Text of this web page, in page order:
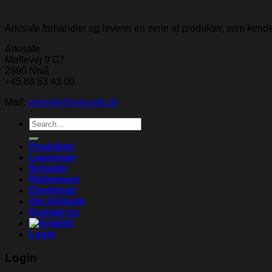
Arkisafe forhandler og leverer en serie af produkter, som
Arkisafe
Møllevej 9 G7
2990 Nivå
+45 88 63 43 00
Mail: arkisafe@arkisafe.dk
Search
for:
Produkter
Løsninger
Nyheder
Referencer
Download
Om Arkisafe
Kontakt os
Login
Login